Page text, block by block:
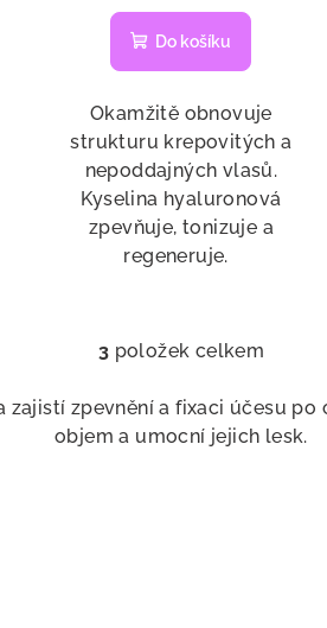
Do košíku
Okamžitě obnovuje
strukturu krepovitých a
nepoddajných vlasů.
Kyselina hyaluronová
zpevňuje, tonizuje a
regeneruje.
O
v
l
3 položek celkem
zajistí zpevnění a fixaci účesu
objem a umocní jejich lesk.